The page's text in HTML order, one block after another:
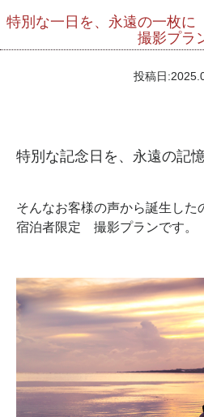
特別な一日を、永遠の一枚に
撮影プラ
投稿日:
特別な記念日を、永遠の
そんなお客様の声から誕生し
宿泊者限定 撮影プランです。